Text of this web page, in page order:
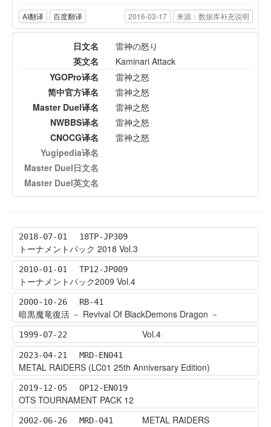
AI翻译 百度翻译 2016-03-17 来源：数据库补充说明
日文名
雷神の怒り
英文名
Kaminari Attack
YGOPro译名
雷神之怒
简中官方译名
雷神之怒
Master Duel译名
雷神之怒
NWBBS译名
雷神之怒
CNOCG译名
雷神之怒
Yugipedia译名
Master Duel日文名
Master Duel英文名
2018-07-01 18TP-JP309
トーナメントパック 2018 Vol.3
2010-01-01 TP12-JP009
トーナメントパック2009 Vol.4
2000-10-26 RB-41
暗黒魔竜復活 － Revival Of BlackDemons Dragon －
1999-07-22 Vol.4
2023-04-21 MRD-EN041
METAL RAIDERS (LC01 25th Anniversary Edition)
2019-12-05 OP12-EN019
OTS TOURNAMENT PACK 12
2002-06-26 MRD-041 METAL RAIDERS